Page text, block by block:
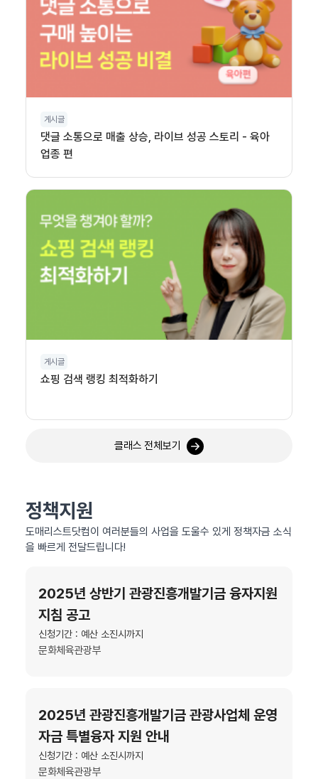
게시글
댓글 소통으로 매출 상승, 라이브 성공 스토리 - 육아
업종 편
게시글
쇼핑 검색 랭킹 최적화하기
클래스 전체보기
정책지원
도매리스트닷컴이 여러분들의 사업을 도울수 있게 정책자금 소식
을 빠르게 전달드립니다!
2025년 상반기 관광진흥개발기금 융자지원
지침 공고
신청기간 : 예산 소진시까지
문화체육관광부
2025년 관광진흥개발기금 관광사업체 운영
자금 특별융자 지원 안내
신청기간 : 예산 소진시까지
문화체육관광부